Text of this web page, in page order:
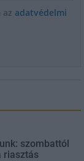
adatvédelmi
szombattól
riasztás